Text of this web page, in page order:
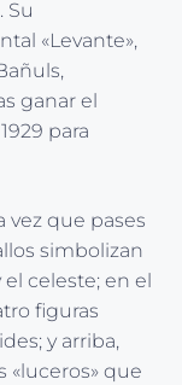
Su
«Levante»,
ganar el
para
vez que pases
simbolizan
celeste; en el
figuras
y arriba,
«luceros» que